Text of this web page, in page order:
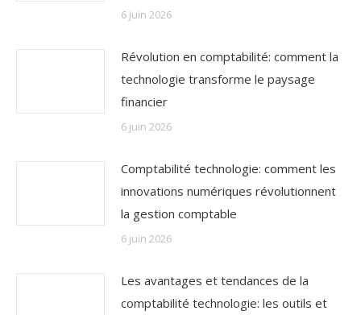
6 juin 2026
Révolution en comptabilité: comment la
technologie transforme le paysage
financier
6 juin 2026
Comptabilité technologie: comment les
innovations numériques révolutionnent
la gestion comptable
6 juin 2026
Les avantages et tendances de la
comptabilité technologie: les outils et